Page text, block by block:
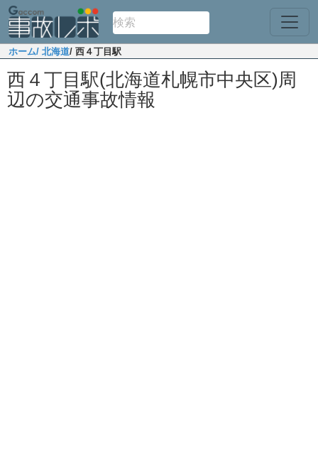
ホーム/ 北海道/ 西４丁目駅
西４丁目駅(北海道札幌市中央区)周
辺の交通事故情報